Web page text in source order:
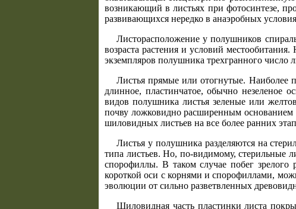
возникающий в листьях при фотосинтезе,
развивающихся нередко в анаэробных
Листорасположение у полушников
возраста растения и условий
экземпляров полушника трехгранного число
Листья прямые или отогнутые. Наиболее
длинное, пластинчатое, обычно
видов полушника листья зеленые или
почву ложковидно расширенным основанием
шиловидных листьев на все более ранних
Листья у полушника разделяются на
типа листьев. Но, по-видимому, стерильные
спорофиллы. В таком случае побег зрелого
короткой оси с корнями и спорофиллами,
эволюции от сильно разветвленных
Шиловидная часть пластинки листа